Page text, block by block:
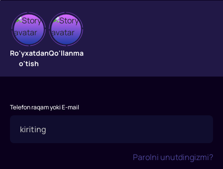
Aeronavtlar
"Aeronavtlar"
filmi
olingan.
Ro'yxatdan
o'tish
Qo'llanma
Telefon raqam yoki E-mail
Parolni unutdingizmi?